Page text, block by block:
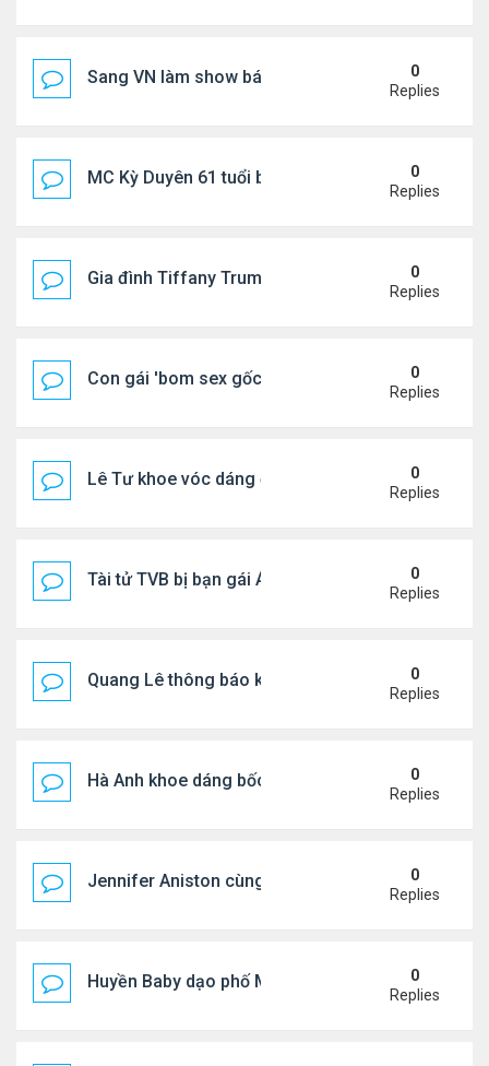
Sang VN làm show bán vé giá "trên trời"
0
Replies
MC Kỳ Duyên 61 tuổi bị soi nhan sắc khi 0
Replies
Gia đình Tiffany Trump đi nghỉ ở Spain
0
Replies
Con gái 'bom sex gốc Việt' đón tuổi 18
0
Replies
Lê Tư khoe vóc dáng ở châu Âu
0
Replies
Tài tử TVB bị bạn gái Á hậu phản bội giờ ra sao?
0
Replies
Quang Lê thông báo khẩn cấp
0
Replies
Hà Anh khoe dáng bốc lửa của ở Maldives
0
Replies
Jennifer Aniston cùng bạn trai nghỉ dưỡng trên du
0
Replies
Huyền Baby dạo phố Mỹ
0
Replies